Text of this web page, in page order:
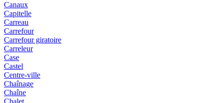
Canaux
Capitelle
Carreau
Carrefour
Carrefour giratoire
Carreleur
Case
Castel
Centre-ville
Chaînage
Chaîne